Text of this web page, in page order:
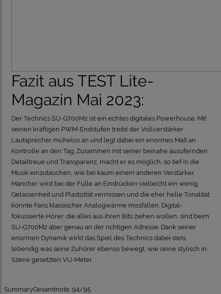
Fazit aus TEST Lite-
Magazin Mai 2023:
Der Technics SU-G700M2 ist ein echtes digitales Powerhouse. Mit
seinen kräftigen PWM-Endstufen treibt der Vollverstärker
Lautsprecher mühelos an und legt dabei ein enormes Maß an
Kontrolle an den Tag. Zusammen mit seiner beinahe ausufernden
Detailtreue und Transparenz, macht er es möglich, so tief in die
Musik einzutauchen, wie bei kaum einem anderen Verstärker.
Mancher wird bei der Fülle an Eindrücken vielleicht ein wenig
Gelassenheit und Plastizität vermissen und die eher helle Tonalität
könnte Fans klassischer Analogwärme missfallen. Digital-
fokussierte Hörer, die alles aus ihren Bits ziehen wollen, sind beim
SU-G700M2 aber genau an der richtigen Adresse. Dank seiner
enormen Dynamik wirkt das Spiel des Technics dabei stets
lebendig was seine Zuhörer ebenso bewegt, wie seine stylisch in
Szene gesetzten VU-Meter.
SummaryGesamtnote: 94/95